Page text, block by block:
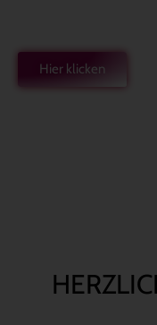
Hier klicken